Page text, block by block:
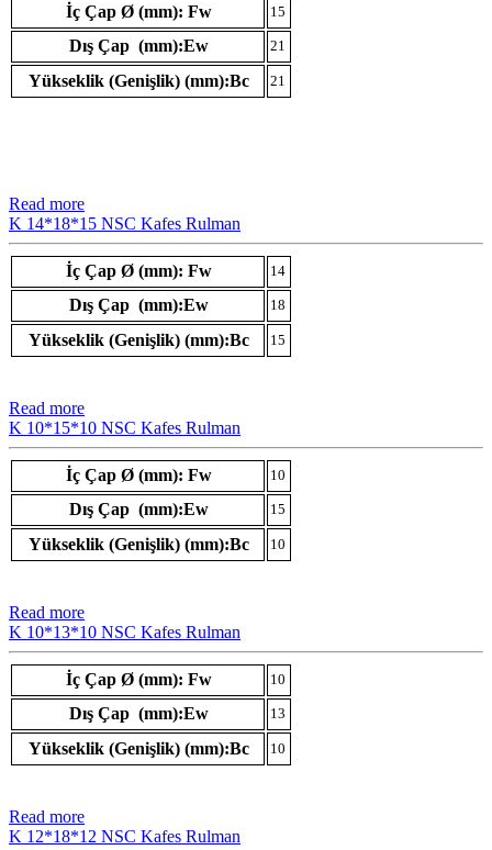
İç Çap Ø (mm): Fw 15
Dış Çap (mm):Ew 21
Yükseklik (Genişlik) (mm):Bc 21
Read more
K 14*18*15 NSC Kafes Rulman
İç Çap Ø (mm): Fw 14
Dış Çap (mm):Ew 18
Yükseklik (Genişlik) (mm):Bc 15
Read more
K 10*15*10 NSC Kafes Rulman
İç Çap Ø (mm): Fw 10
Dış Çap (mm):Ew 15
Yükseklik (Genişlik) (mm):Bc 10
Read more
K 10*13*10 NSC Kafes Rulman
İç Çap Ø (mm): Fw 10
Dış Çap (mm):Ew 13
Yükseklik (Genişlik) (mm):Bc 10
Read more
K 12*18*12 NSC Kafes Rulman